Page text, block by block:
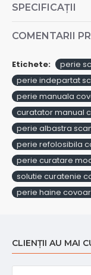
SPECIFICAȚII
COMENTARII
Etichete: perie
perie indepartat
perie manuala
curatator manual
perie albastra
perie refolosibila
perie curatare
solutie curatenie
perie haine
CLIENȚII AU MAI